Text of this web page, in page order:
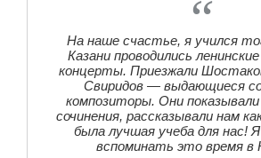
На наше счастье, я учился
Казани проводились
концерты. Приезжали
Свиридов — выдающиеся
композиторы. Они
сочинения, рассказывали нам
была лучшая учеба для нас!
вспоминать это время в